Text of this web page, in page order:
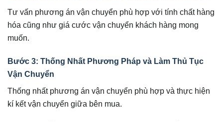
Tư vấn phương án vận chuyển phù hợp với tính chất hàng
hóa cũng như giá cước vận chuyển khách hàng mong
muốn.
Bước 3: Thống Nhất Phương Pháp và Làm Thủ Tục
Vận Chuyển
Thống nhất phương án vận chuyển phù hợp và thực hiện
kí kết vận chuyển giữa bên mua.